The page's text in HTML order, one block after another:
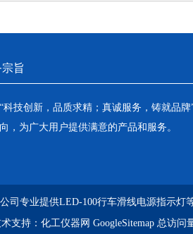
旨
科技创新，品质求精；真诚服务，铸就品
，为广大用户提供满意的产品和服务。
司专业提供LED-100行车滑线电源指示灯
支持： 化工仪器网 GoogleSitemap 总访问